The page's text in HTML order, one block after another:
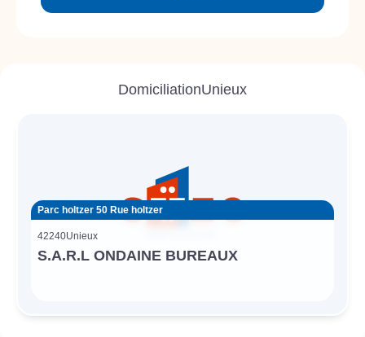
DomiciliationUnieux
Parc holtzer 50 Rue holtzer
42240Unieux
S.A.R.L ONDAINE BUREAUX